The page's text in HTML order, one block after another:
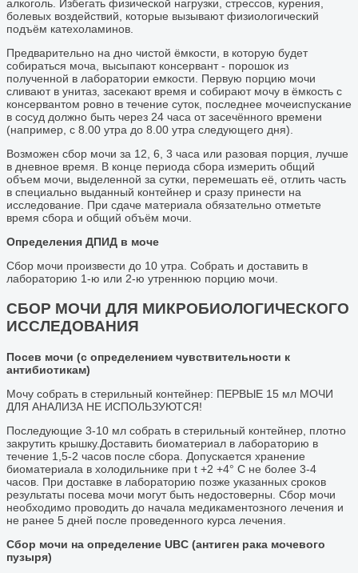
алкоголь. Избегать физической нагрузки, стрессов, курения,
болевых воздействий, которые вызывают физиологический
подъём катехоламинов.
Предварительно на дно чистой ёмкости, в которую будет
собираться моча, высыпают консервант - порошок из
полученной в лаборатории емкости. Первую порцию мочи
сливают в унитаз, засекают время и собирают мочу в ёмкость с
консервантом ровно в течение суток, последнее мочеиспускание
в сосуд должно быть через 24 часа от засечённого времени
(например, с 8.00 утра до 8.00 утра следующего дня).
Возможен сбор мочи за 12, 6, 3 часа или разовая порция, лучше
в дневное время. В конце периода сбора измерить общий
объем мочи, выделенной за сутки, перемешать её, отлить часть
в специально выданный контейнер и сразу принести на
исследование. При сдаче материала обязательно отметьте
время сбора и общий объём мочи.
Определения ДПИД в моче
Сбор мочи произвести до 10 утра. Собрать и доставить в
лабораторию 1-ю или 2-ю утреннюю порцию мочи.
СБОР МОЧИ ДЛЯ МИКРОБИОЛОГИЧЕСКОГО
ИССЛЕДОВАНИЯ
Посев мочи (с определением чувствительности к
антибиотикам)
Мочу собрать в стерильный контейнер: ПЕРВЫЕ 15 мл МОЧИ
ДЛЯ АНАЛИЗА НЕ ИСПОЛЬЗУЮТСЯ!
Последующие 3-10 мл собрать в стерильный контейнер, плотно
закрутить крышку.Доставить биоматериал в лабораторию в
течение 1,5-2 часов после сбора. Допускается хранение
биоматериала в холодильнике при t +2 +4° С не более 3-4
часов. При доставке в лабораторию позже указанных сроков
результаты посева мочи могут быть недостоверны. Сбор мочи
необходимо проводить до начала медикаментозного лечения и
не ранее 5 дней после проведенного курса лечения.
Сбор мочи на определение UBC (антиген рака мочевого
пузыря)